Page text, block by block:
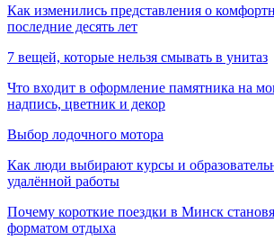
Как изменились представления о
последние десять лет
7 вещей, которые нельзя смывать в унитаз
Что входит в оформление памятника на
надпись, цветник и декор
Выбор лодочного мотора
Как люди выбирают курсы и
удалённой работы
Почему короткие поездки в Минск
форматом отдыха